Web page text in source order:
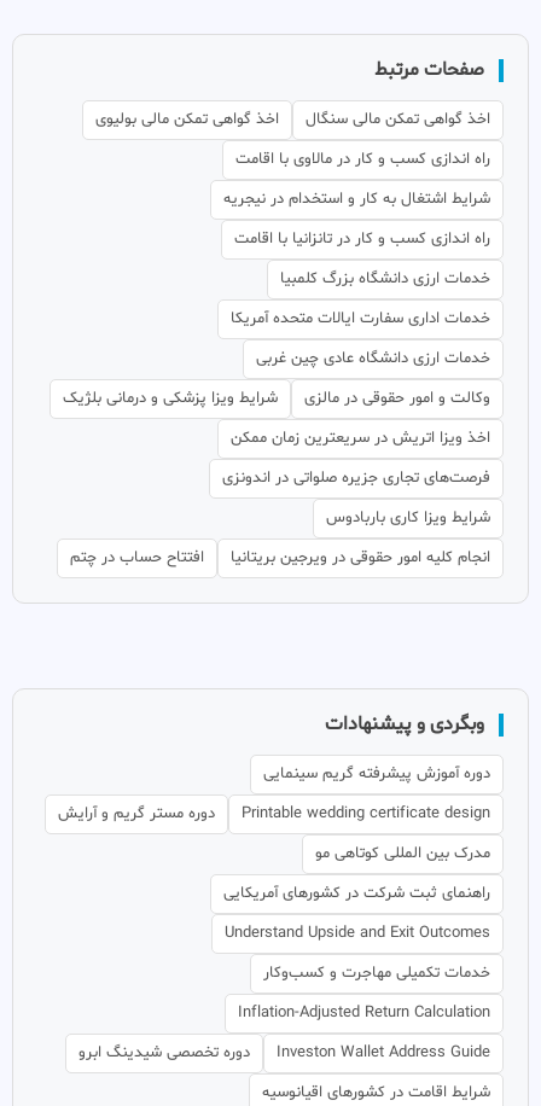
صفحات مرتبط
اخذ گواهی تمکن مالی سنگال
اخذ گواهی تمکن مالی بولیوی
راه اندازی کسب و کار در مالاوی با اقامت
شرایط اشتغال به کار و استخدام در نیجریه
راه اندازی کسب و کار در تانزانیا با اقامت
خدمات ارزی دانشگاه بزرگ کلمبیا
خدمات اداری سفارت ایالات متحده آمریکا
خدمات ارزی دانشگاه عادی چین غربی
وکالت و امور حقوقی در مالزی
شرایط ویزا پزشکی و درمانی بلژیک
اخذ ویزا اتریش در سریعترین زمان ممکن
فرصت‌های تجاری جزیره صلواتی در اندونزی
شرایط ویزا کاری باربادوس
انجام کلیه امور حقوقی در ویرجین بریتانیا
افتتاح حساب در چتم
وبگردی و پیشنهادات
دوره آموزش پیشرفته گریم سینمایی
Printable wedding certificate design
دوره مستر گریم و آرایش
مدرک بین المللی کوتاهی مو
راهنمای ثبت شرکت در کشورهای آمریکایی
Understand Upside and Exit Outcomes
خدمات تکمیلی مهاجرت و کسب‌وکار
Inflation-Adjusted Return Calculation
Investon Wallet Address Guide
دوره تخصصی شیدینگ ابرو
شرایط اقامت در کشورهای اقیانوسیه